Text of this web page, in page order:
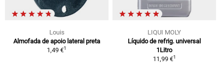
Louis
Almofada de apoio lateral preta
1,49 €1
LIQUI MOLY
Líquido de refrig. universal
1Litro
11,99 €1